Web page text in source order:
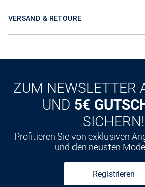
VERSAND & RETOURE
ZUM NEWSLETTER
UND 5€
SICHERN!
Profitieren Sie von exklusiven
und den neusten
Registrieren